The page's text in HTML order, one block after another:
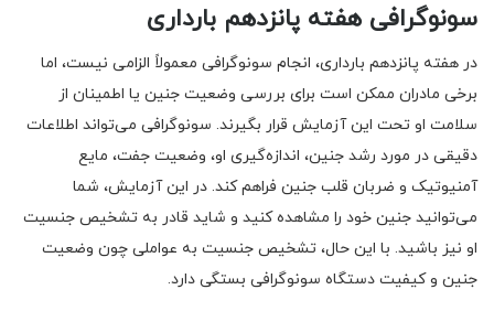
سونوگرافی هفته پانزدهم بارداری
در هفته پانزدهم بارداری، انجام سونوگرافی معمولاً الزامی نیست، اما
برخی مادران ممکن است برای بررسی وضعیت جنین یا اطمینان از
سلامت او تحت این آزمایش قرار بگیرند. سونوگرافی می‌تواند اطلاعات
دقیقی در مورد رشد جنین، اندازه‌گیری او، وضعیت جفت، مایع
آمنیوتیک و ضربان قلب جنین فراهم کند. در این آزمایش، شما
می‌توانید جنین خود را مشاهده کنید و شاید قادر به تشخیص جنسیت
او نیز باشید. با این حال، تشخیص جنسیت به عواملی چون وضعیت
جنین و کیفیت دستگاه سونوگرافی بستگی دارد.